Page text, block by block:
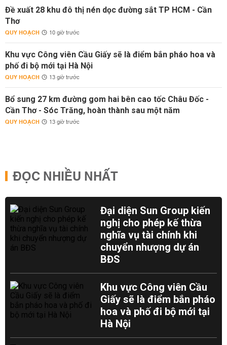
Đề xuất 28 khu đô thị nén dọc đường sắt TP HCM - Cần
Thơ
QUY HOẠCH 10 giờ trước
Khu vực Công viên Cầu Giấy sẽ là điểm bắn pháo hoa và
phố đi bộ mới tại Hà Nội
QUY HOẠCH 13 giờ trước
Bổ sung 27 km đường gom hai bên cao tốc Châu Đốc -
Cần Thơ - Sóc Trăng, hoàn thành sau một năm
QUY HOẠCH 13 giờ trước
ĐỌC NHIỀU NHẤT
Đại diện Sun Group kiến
nghị cho phép kế thừa
nghĩa vụ tài chính khi
chuyển nhượng dự án
BĐS
Khu vực Công viên Cầu
Giấy sẽ là điểm bắn pháo
hoa và phố đi bộ mới tại
Hà Nội